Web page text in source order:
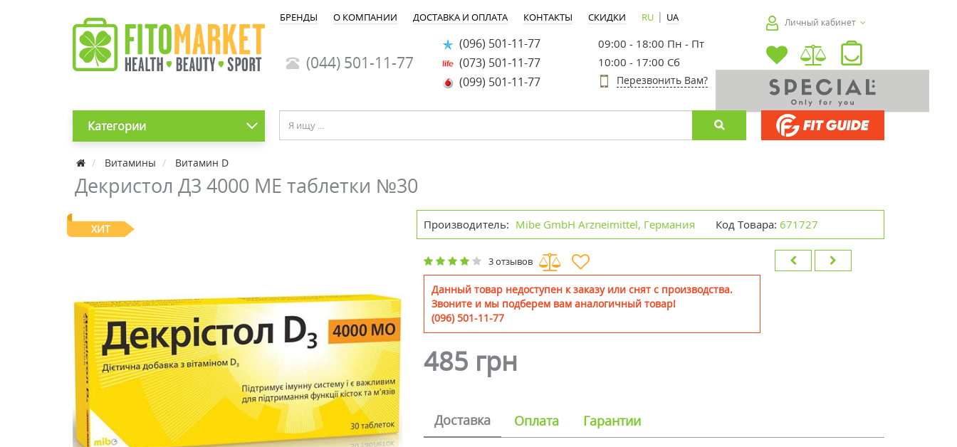
БРЕНДЫ О КОМПАНИИ ДОСТАВКА И ОПЛАТА КОНТАКТЫ СКИДКИ RU | UA
(044) 501-11-77
(096) 501-11-77
(073) 501-11-77
(099) 501-11-77
09:00 - 18:00 Пн - Пт
10:00 - 17:00 Сб
Перезвонить Вам?
Личный кабинет
Категории
Витамины Витамин D
Декристол Д3 4000 МЕ таблетки №30
ХИТ Производитель: Mibe GmbH Arzneimittel, Германия Код Товара: 671727
3 отзывов
Данный товар недоступен к заказу или снят с производства.
Звоните и мы подберем вам аналогичный товар!
(096) 501-11-77
485 грн
Доставка Оплата Гарантии